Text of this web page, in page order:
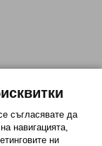
съгласявате да
навигацията,
ни